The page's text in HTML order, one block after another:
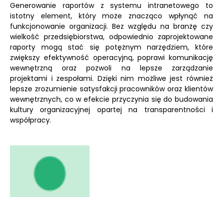
Generowanie raportów z systemu intranetowego to
istotny element, który może znacząco wpłynąć na
funkcjonowanie organizacji. Bez względu na branżę czy
wielkość przedsiębiorstwa, odpowiednio zaprojektowane
raporty mogą stać się potężnym narzędziem, które
zwiększy efektywność operacyjną, poprawi komunikację
wewnętrzną oraz pozwoli na lepsze zarządzanie
projektami i zespołami. Dzięki nim możliwe jest również
lepsze zrozumienie satysfakcji pracowników oraz klientów
wewnętrznych, co w efekcie przyczynia się do budowania
kultury organizacyjnej opartej na transparentności i
współpracy.